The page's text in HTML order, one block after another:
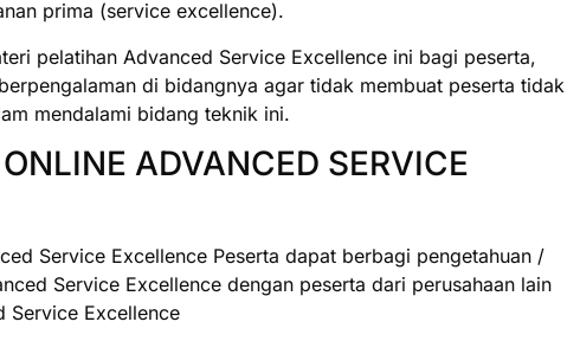
prima (service excellence).
pelatihan Advanced Service Excellence ini bagi peserta,
di bidangnya agar tidak membuat peserta tidak
mendalami bidang teknik ini.
ADVANCED SERVICE
Service Excellence Peserta dapat berbagi pengetahuan /
Service Excellence dengan peserta dari perusahaan lain
Service Excellence